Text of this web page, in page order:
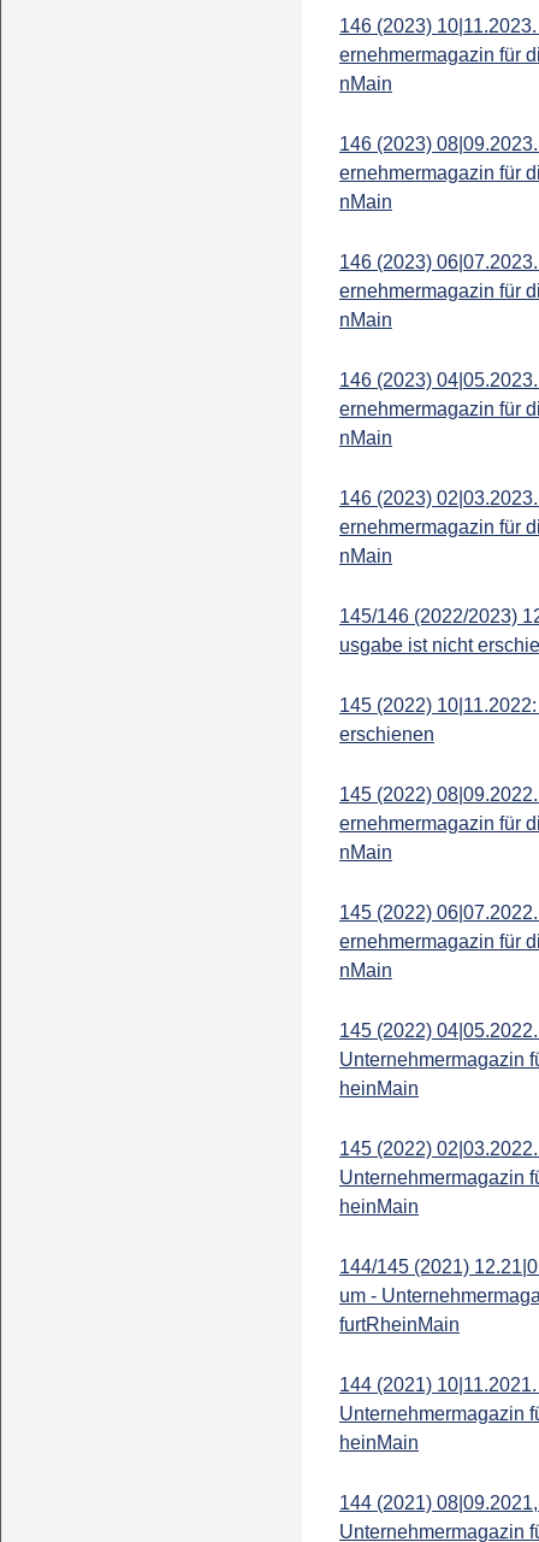
146 (2023)
ernehmermagazin für
nMain
146 (2023)
ernehmermagazin für
nMain
146 (2023)
ernehmermagazin für
nMain
146 (2023)
ernehmermagazin für
nMain
146 (2023)
ernehmermagazin für
nMain
145/146 (2022/2023)
usgabe ist nicht
145 (2022)
erschienen
145 (2022)
ernehmermagazin für
nMain
145 (2022)
ernehmermagazin für
nMain
145 (2022)
Unternehmermagazin
heinMain
145 (2022)
Unternehmermagazin
heinMain
144/145 (2021)
um -
furtRheinMain
144 (2021)
Unternehmermagazin
heinMain
144 (2021)
Unternehmermagazin